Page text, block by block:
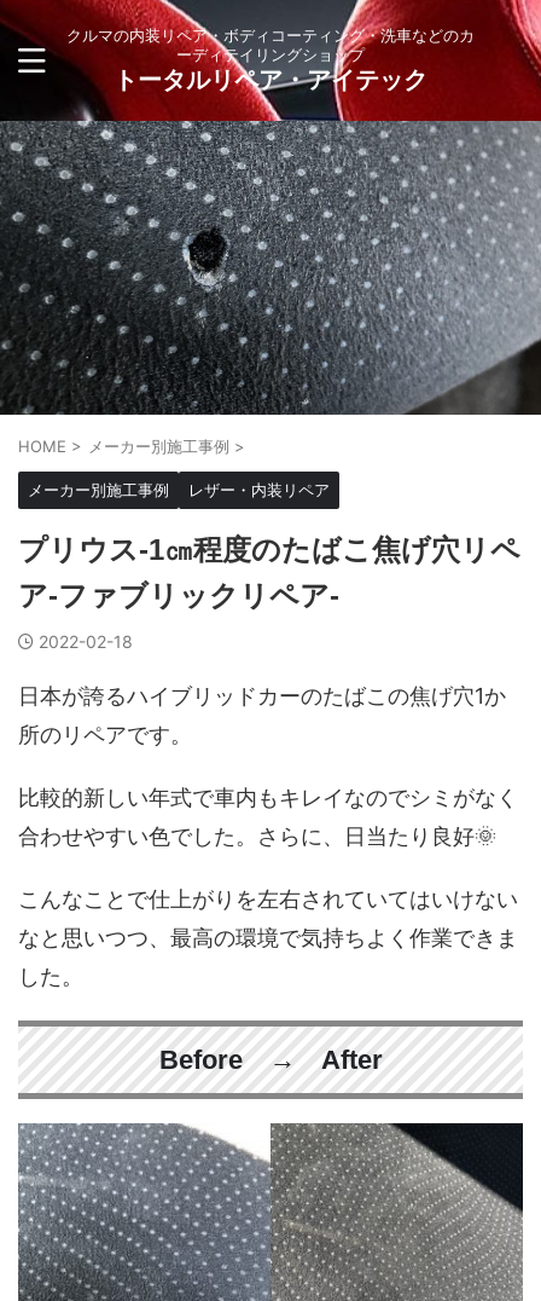
クルマの内装リペア・ボディコーティング・洗車などのカ
ーディテイリングショップ
トータルリペア・アイテック
HOME > メーカー別施工事例 >
メーカー別施工事例 レザー・内装リペア
プリウス-1㎝程度のたばこ焦げ穴リペ
ア-ファブリックリペア-
2022-02-18
日本が誇るハイブリッドカーのたばこの焦げ穴1か
所のリペアです。
比較的新しい年式で車内もキレイなのでシミがなく
合わせやすい色でした。さらに、日当たり良好🌞
こんなことで仕上がりを左右されていてはいけない
なと思いつつ、最高の環境で気持ちよく作業できま
した。
Before → After